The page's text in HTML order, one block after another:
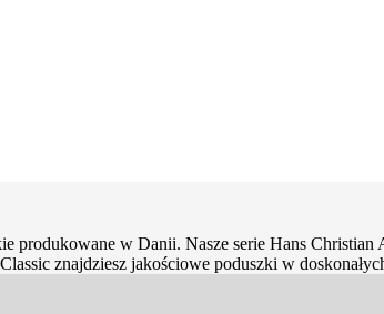
produkowane w Danii. Nasze serie Hans
znajdziesz jakościowe poduszki w